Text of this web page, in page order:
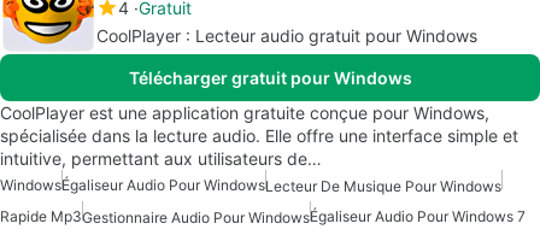
4 Gratuit
CoolPlayer : Lecteur audio gratuit pour Windows
Télécharger gratuit pour Windows
CoolPlayer est une application gratuite conçue pour Windows,
spécialisée dans la lecture audio. Elle offre une interface simple et
intuitive, permettant aux utilisateurs de…
WindowsÉgaliseur Audio Pour WindowsLecteur De Musique Pour Windows
Rapide Mp3Gestionnaire Audio Pour WindowsÉgaliseur Audio Pour Windows 7